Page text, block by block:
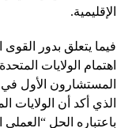
الإقليمية.
فيما يتعلق بدور القوى
اهتمام الولايات
المستشارون الأول
الذي أكد أن الولايات
باعتباره الحل “العملي